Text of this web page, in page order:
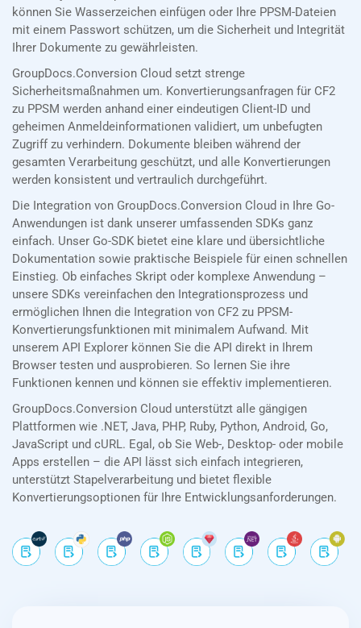
können Sie Wasserzeichen einfügen oder Ihre PPSM-Dateien
mit einem Passwort schützen, um die Sicherheit und Integrität
Ihrer Dokumente zu gewährleisten.
GroupDocs.Conversion Cloud setzt strenge
Sicherheitsmaßnahmen um. Konvertierungsanfragen für CF2
zu PPSM werden anhand einer eindeutigen Client-ID und
geheimen Anmeldeinformationen validiert, um unbefugten
Zugriff zu verhindern. Dokumente bleiben während der
gesamten Verarbeitung geschützt, und alle Konvertierungen
werden konsistent und vertraulich durchgeführt.
Die Integration von GroupDocs.Conversion Cloud in Ihre Go-
Anwendungen ist dank unserer umfassenden SDKs ganz
einfach. Unser Go-SDK bietet eine klare und übersichtliche
Dokumentation sowie praktische Beispiele für einen schnellen
Einstieg. Ob einfaches Skript oder komplexe Anwendung –
unsere SDKs vereinfachen den Integrationsprozess und
ermöglichen Ihnen die Integration von CF2 zu PPSM-
Konvertierungsfunktionen mit minimalem Aufwand. Mit
unserem API Explorer können Sie die API direkt in Ihrem
Browser testen und ausprobieren. So lernen Sie ihre
Funktionen kennen und können sie effektiv implementieren.
GroupDocs.Conversion Cloud unterstützt alle gängigen
Plattformen wie .NET, Java, PHP, Ruby, Python, Android, Go,
JavaScript und cURL. Egal, ob Sie Web-, Desktop- oder mobile
Apps erstellen – die API lässt sich einfach integrieren,
unterstützt Stapelverarbeitung und bietet flexible
Konvertierungsoptionen für Ihre Entwicklungsanforderungen.